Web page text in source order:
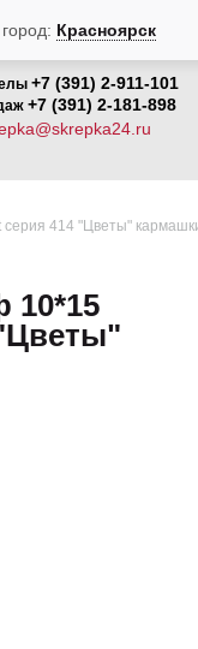
Красноярск
+7 (391) 2-911-101
+7 (391) 2-181-898
414 "Цветы"
10*15